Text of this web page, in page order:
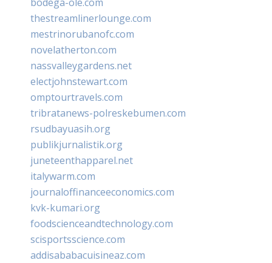
thestreamlinerlounge.com
mestrinorubanofc.com
novelatherton.com
nassvalleygardens.net
electjohnstewart.com
omptourtravels.com
tribratanews-polreskebumen.com
rsudbayuasih.org
publikjurnalistik.org
juneteenthapparel.net
italywarm.com
journaloffinanceeconomics.com
kvk-kumari.org
foodscienceandtechnology.com
scisportsscience.com
addisababacuisineaz.com